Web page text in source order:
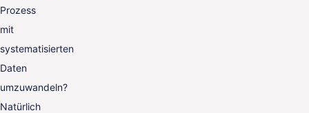
Prozess
mit
systematisierten
Daten
umzuwandeln?
Natürlich